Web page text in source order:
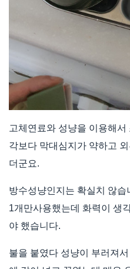
고체연료와 성냥을 이용해
각보다 막대심지가 약하고
더군요.
방수성냥인지는 확실치 않
1개만사용했는데 화력이 생
야 했습니다.
불을 붙였다 성냥이 부러져